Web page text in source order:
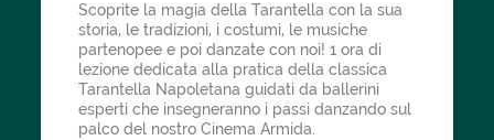
Scoprite la magia della Tarantella con la sua
storia, le tradizioni, i costumi, le musiche
partenopee e poi danzate con noi! 1 ora di
lezione dedicata alla pratica della classica
Tarantella Napoletana guidati da ballerini
esperti che insegneranno i passi danzando sul
palco del nostro Cinema Armida.